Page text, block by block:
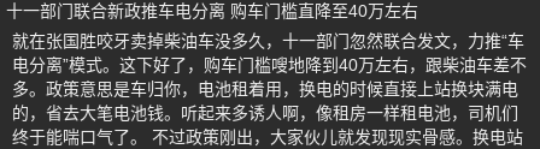
十一部门联合新政推车电分离 购车门槛直降至40万左右
就在张国胜咬牙卖掉柴油车没多久，十一部门忽然联合发文，力推“车
电分离”模式。这下好了，购车门槛嗖地降到40万左右，跟柴油车差不
多。政策意思是车归你，电池租着用，换电的时候直接上站换块满电
的，省去大笔电池钱。听起来多诱人啊，像租房一样租电池，司机们
终于能喘口气了。 不过政策刚出，大家伙儿就发现现实骨感。换电站